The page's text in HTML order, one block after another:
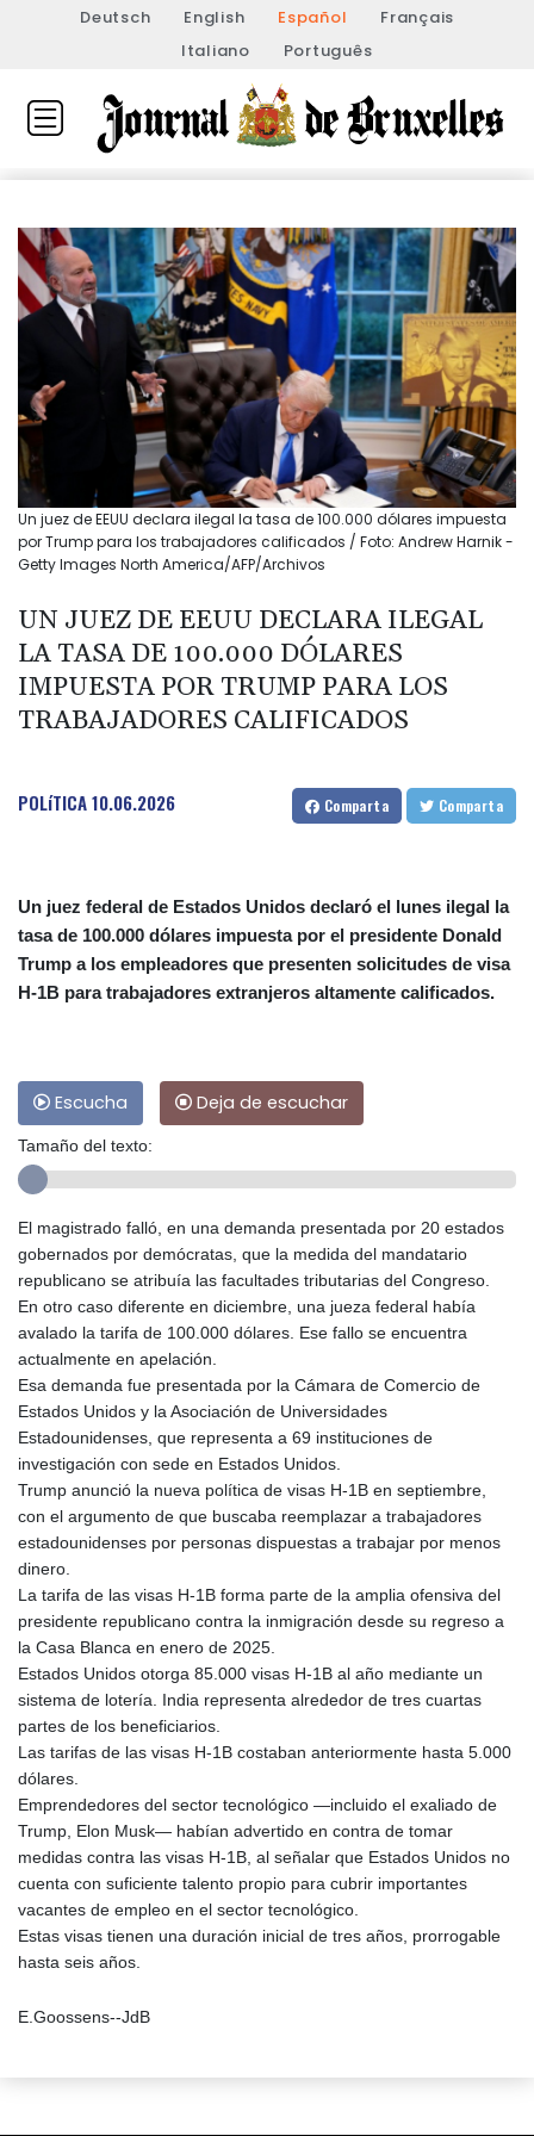
Deutsch English Español
Français
Italiano
Português
Un juez de EEUU declara ilegal la tasa de 100.000 dólares impuesta
por Trump para los trabajadores calificados / Foto: Andrew Harnik -
Getty Images North America/AFP/Archivos
UN JUEZ DE EEUU DECLARA ILEGAL
LA TASA DE 100.000 DÓLARES
IMPUESTA POR TRUMP PARA LOS
TRABAJADORES CALIFICADOS
POLíTICA10.06.2026 Comparta Comparta
Un juez federal de Estados Unidos declaró el lunes ilegal la
tasa de 100.000 dólares impuesta por el presidente Donald
Trump a los empleadores que presenten solicitudes de visa
H-1B para trabajadores extranjeros altamente calificados.
Escucha Deja de escuchar
Tamaño del texto:
El magistrado falló, en una demanda presentada por 20 estados
gobernados por demócratas, que la medida del mandatario
republicano se atribuía las facultades tributarias del Congreso.
En otro caso diferente en diciembre, una jueza federal había
avalado la tarifa de 100.000 dólares. Ese fallo se encuentra
actualmente en apelación.
Esa demanda fue presentada por la Cámara de Comercio de
Estados Unidos y la Asociación de Universidades
Estadounidenses, que representa a 69 instituciones de
investigación con sede en Estados Unidos.
Trump anunció la nueva política de visas H-1B en septiembre,
con el argumento de que buscaba reemplazar a trabajadores
estadounidenses por personas dispuestas a trabajar por menos
dinero.
La tarifa de las visas H-1B forma parte de la amplia ofensiva del
presidente republicano contra la inmigración desde su regreso a
la Casa Blanca en enero de 2025.
Estados Unidos otorga 85.000 visas H-1B al año mediante un
sistema de lotería. India representa alrededor de tres cuartas
partes de los beneficiarios.
Las tarifas de las visas H-1B costaban anteriormente hasta 5.000
dólares.
Emprendedores del sector tecnológico —incluido el exaliado de
Trump, Elon Musk— habían advertido en contra de tomar
medidas contra las visas H-1B, al señalar que Estados Unidos no
cuenta con suficiente talento propio para cubrir importantes
vacantes de empleo en el sector tecnológico.
Estas visas tienen una duración inicial de tres años, prorrogable
hasta seis años.
E.Goossens--JdB